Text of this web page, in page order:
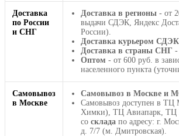
Доставка
по России
и СНГ
Доставка в регионы - от
выдачи СДЭК, Яндекс
России).
Доставка курьером СДЭК
Доставка в страны СНГ -
Оптом - от 600 руб. в
населенного пункта
Самовывоз
в Москве
Самовывоз в Москве и
Самовывоз доступен в ТЦ
Химки), ТЦ Авиапарк, ТЦ
со склада по адресу: г.
д. 7/7 (м. Дмитровская).